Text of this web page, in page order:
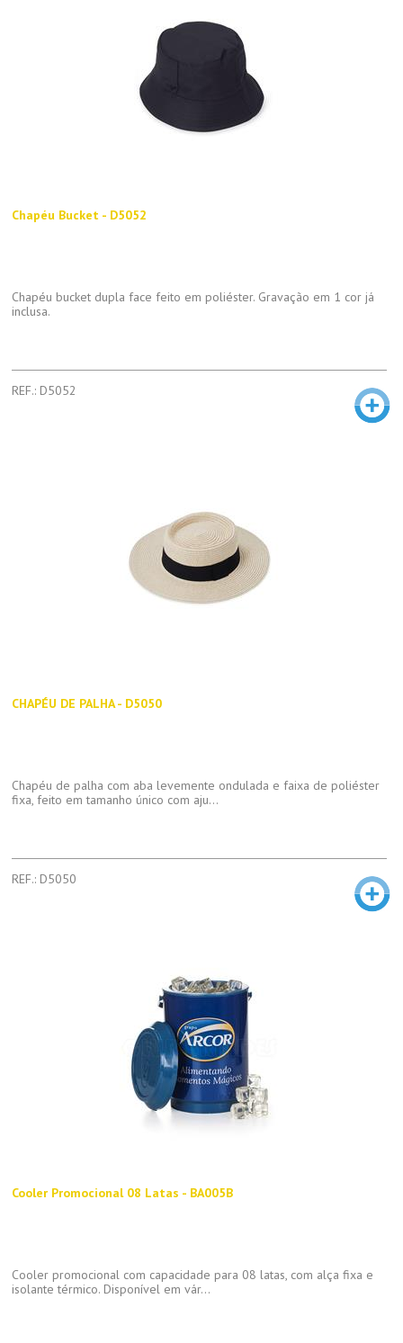
Chapéu Bucket - D5052
Chapéu bucket dupla face feito em poliéster. Gravação em 1 cor já
inclusa.
REF.: D5052
CHAPÉU DE PALHA - D5050
Chapéu de palha com aba levemente ondulada e faixa de poliéster
fixa, feito em tamanho único com aju...
REF.: D5050
Cooler Promocional 08 Latas - BA005B
Cooler promocional com capacidade para 08 latas, com alça fixa e
isolante térmico. Disponível em vár...